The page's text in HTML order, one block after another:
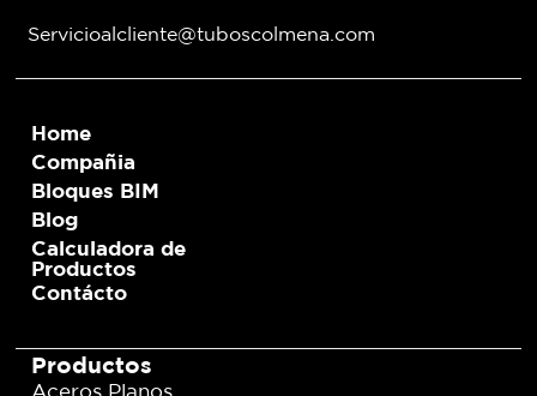
Servicioalcliente@tuboscolmena.com
Home
Compañia
Bloques BIM
Blog
Calculadora de
Productos
Contácto
Productos
Aceros Planos